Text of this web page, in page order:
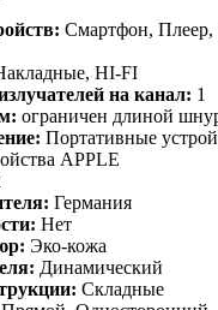
Смартфон, Плеер,
HI-FI
на канал: 1
ограничен длиной
Портативные
APPLE
Германия
Нет
Эко-кожа
Динамический
Складные